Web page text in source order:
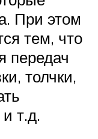
При этом
тем, что
передач
толчки,
т.д.